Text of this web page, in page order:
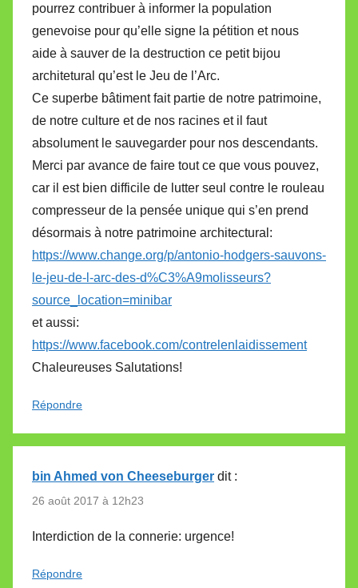
pourrez contribuer à informer la population
genevoise pour qu’elle signe la pétition et nous
aide à sauver de la destruction ce petit bijou
architetural qu’est le Jeu de l’Arc.
Ce superbe bâtiment fait partie de notre patrimoine,
de notre culture et de nos racines et il faut
absolument le sauvegarder pour nos descendants.
Merci par avance de faire tout ce que vous pouvez,
car il est bien difficile de lutter seul contre le rouleau
compresseur de la pensée unique qui s’en prend
désormais à notre patrimoine architectural:
https://www.change.org/p/antonio-hodgers-sauvons-
le-jeu-de-l-arc-des-d%C3%A9molisseurs?
source_location=minibar
et aussi:
https://www.facebook.com/contrelenlaidissement
Chaleureuses Salutations!
Répondre
bin Ahmed von Cheeseburger dit :
26 août 2017 à 12h23
Interdiction de la connerie: urgence!
Répondre